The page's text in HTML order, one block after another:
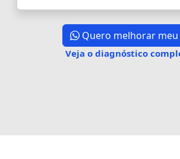
Quero melhorar meu
Veja o diagnóstico